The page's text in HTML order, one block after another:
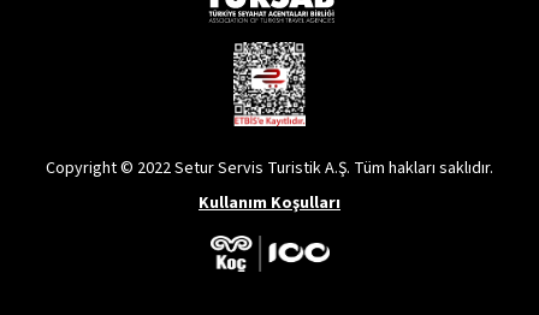
Copyright © 2022 Setur Servis Turistik A.Ş. Tüm hakları saklıdır.
Kullanım Koşulları